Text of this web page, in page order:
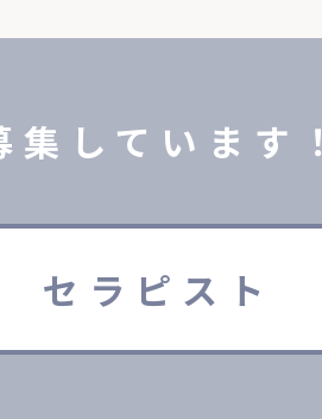
しています！
セラピスト